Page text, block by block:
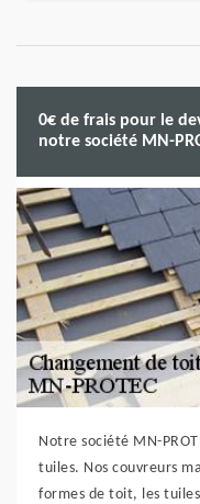
0€ de frais pour le
notre société MN-
Notre société MN-
tuiles. Nos couvreurs
formes de toit, les